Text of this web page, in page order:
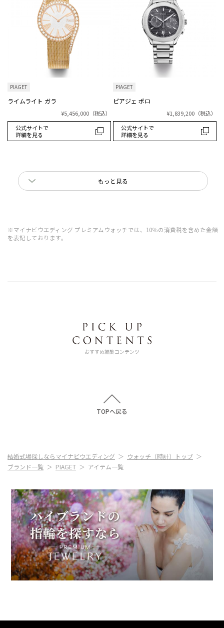
PIAGET
ライムライト ガラ
¥5,456,000 （税込）
公式サイトで
詳細を見る
PIAGET
ピアジェ ポロ
¥1,839,200 （税込）
公式サイトで
詳細を見る
もっと見る
※マイナビウエディング プレミアムウォッチでは、10％の消費税を含めた金額
を表記しております。
おすすめ編集コンテンツ
TOPへ戻る
結婚式場探しならマイナビウエディング
ウォッチ（時計）トップ
ブランド一覧
PIAGET アイテム一覧